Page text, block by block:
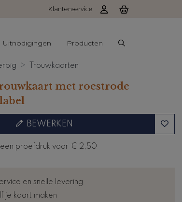
Klantenservice
Uitnodigingen Producten
Trouwkaarten
met roestrode
BEWERKEN
proefdruk voor € 2,50
en snelle levering
je kaart maken